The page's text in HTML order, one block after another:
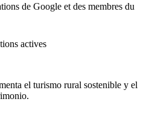
de Google et des membres du
actives
el turismo rural sostenible y el